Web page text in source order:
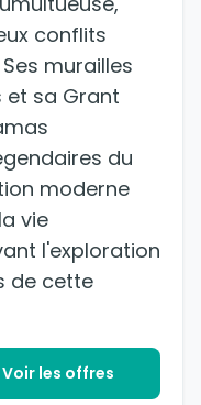
conflits
murailles
et sa Grant
du
moderne
vie
l'exploration
de cette
Voir les offres